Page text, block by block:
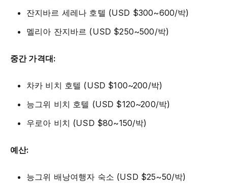
잔지바르 세레나 호텔 (USD $300~600/박)
멜리아 잔지바르 (USD $250~500/박)
중간 가격대:
차카 비치 호텔 (USD $100~200/박)
능그위 비치 호텔 (USD $120~200/박)
우로아 비치 (USD $80~150/박)
예산:
능그위 배낭여행자 숙소 (USD $25~50/박)